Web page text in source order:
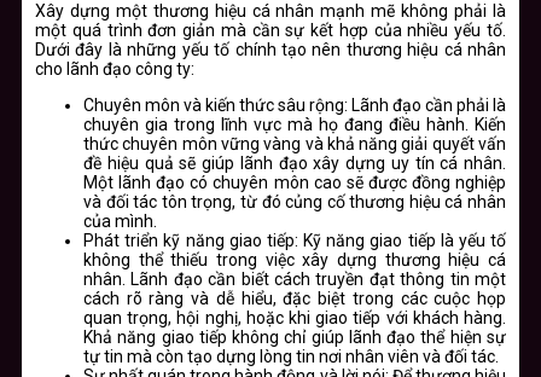
Xây dựng một thương hiệu cá nhân mạnh mẽ không phải là
một quá trình đơn giản mà cần sự kết hợp của nhiều yếu tố.
Dưới đây là những yếu tố chính tạo nên thương hiệu cá nhân
cho lãnh đạo công ty:
Chuyên môn và kiến thức sâu rộng: Lãnh đạo cần phải là
chuyên gia trong lĩnh vực mà họ đang điều hành. Kiến
thức chuyên môn vững vàng và khả năng giải quyết vấn
đề hiệu quả sẽ giúp lãnh đạo xây dựng uy tín cá nhân.
Một lãnh đạo có chuyên môn cao sẽ được đồng nghiệp
và đối tác tôn trọng, từ đó củng cố thương hiệu cá nhân
của mình.
Phát triển kỹ năng giao tiếp: Kỹ năng giao tiếp là yếu tố
không thể thiếu trong việc xây dựng thương hiệu cá
nhân. Lãnh đạo cần biết cách truyền đạt thông tin một
cách rõ ràng và dễ hiểu, đặc biệt trong các cuộc họp
quan trọng, hội nghị, hoặc khi giao tiếp với khách hàng.
Khả năng giao tiếp không chỉ giúp lãnh đạo thể hiện sự
tự tin mà còn tạo dựng lòng tin nơi nhân viên và đối tác.